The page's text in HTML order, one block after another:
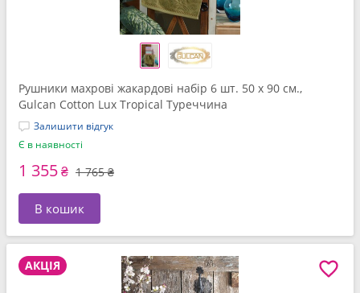
Рушники махрові жакардові набір 6 шт. 50 x 90 см.,
Gulcan Cotton Lux Tropical Туреччина
Залишити відгук
Є в наявності
1 355₴ 1 765 ₴
В кошик
АКЦІЯ